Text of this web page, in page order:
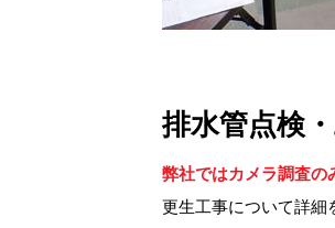
排水管点検
弊社ではカメラ調査の
更生工事について詳細